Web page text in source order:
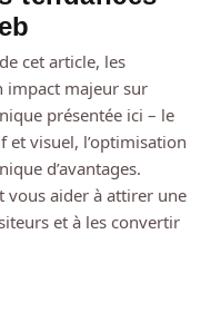
cet article, les
impact majeur sur
présentée ici – le
visuel, l’optimisation
d’avantages.
vous aider à attirer une
et à les convertir